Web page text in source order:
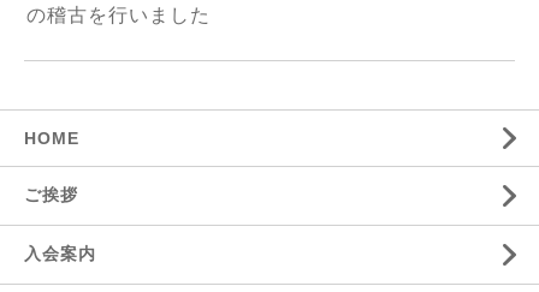
の稽古を行いました
HOME
ご挨拶
入会案内